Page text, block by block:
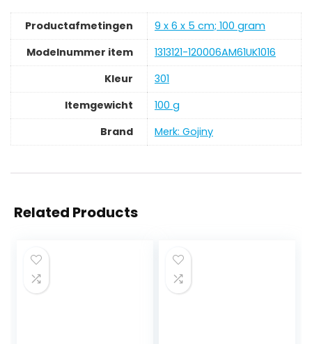
Productafmetingen
‎9 x 6 x 5 cm; 100 gram
Modelnummer item
‎1313121-120006AM61UK1016
Kleur
‎301
Itemgewicht
‎100 g
Brand
Merk: Gojiny
Related Products